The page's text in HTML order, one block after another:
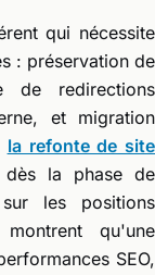
qui nécessite
: préservation de
de redirections
et migration
la refonte de site
dès la phase de
les positions
qu'une
SEO,